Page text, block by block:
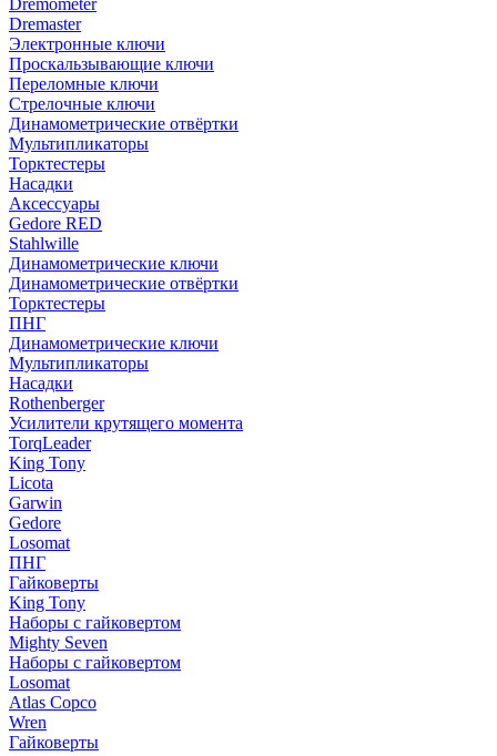
Dremometer
Dremaster
Электронные ключи
Проскальзывающие ключи
Переломные ключи
Стрелочные ключи
Динамометрические отвёртки
Мультипликаторы
Торктестеры
Насадки
Аксессуары
Gedore RED
Stahlwille
Динамометрические ключи
Динамометрические отвёртки
Торктестеры
ПНГ
Динамометрические ключи
Мультипликаторы
Насадки
Rothenberger
Усилители крутящего момента
TorqLeader
King Tony
Licota
Garwin
Gedore
Losomat
ПНГ
Гайковерты
King Tony
Наборы с гайковертом
Mighty Seven
Наборы с гайковертом
Losomat
Atlas Copco
Wren
Гайковерты